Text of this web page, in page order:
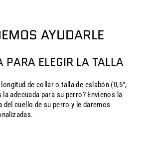
AYUDARLE
PARA ELEGIR LA TALLA
de collar o talla de eslabón (0,5",
la adecuada para su perro? Envíenos la
del cuello de su perro y le daremos